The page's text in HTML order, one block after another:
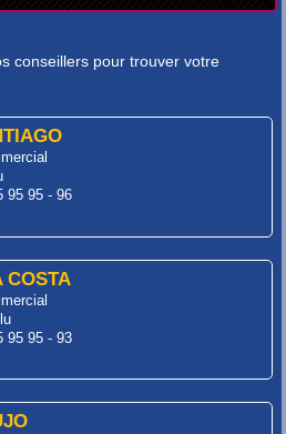
conseillers pour trouver votre
95 95 - 96
COSTA
95 95 - 93